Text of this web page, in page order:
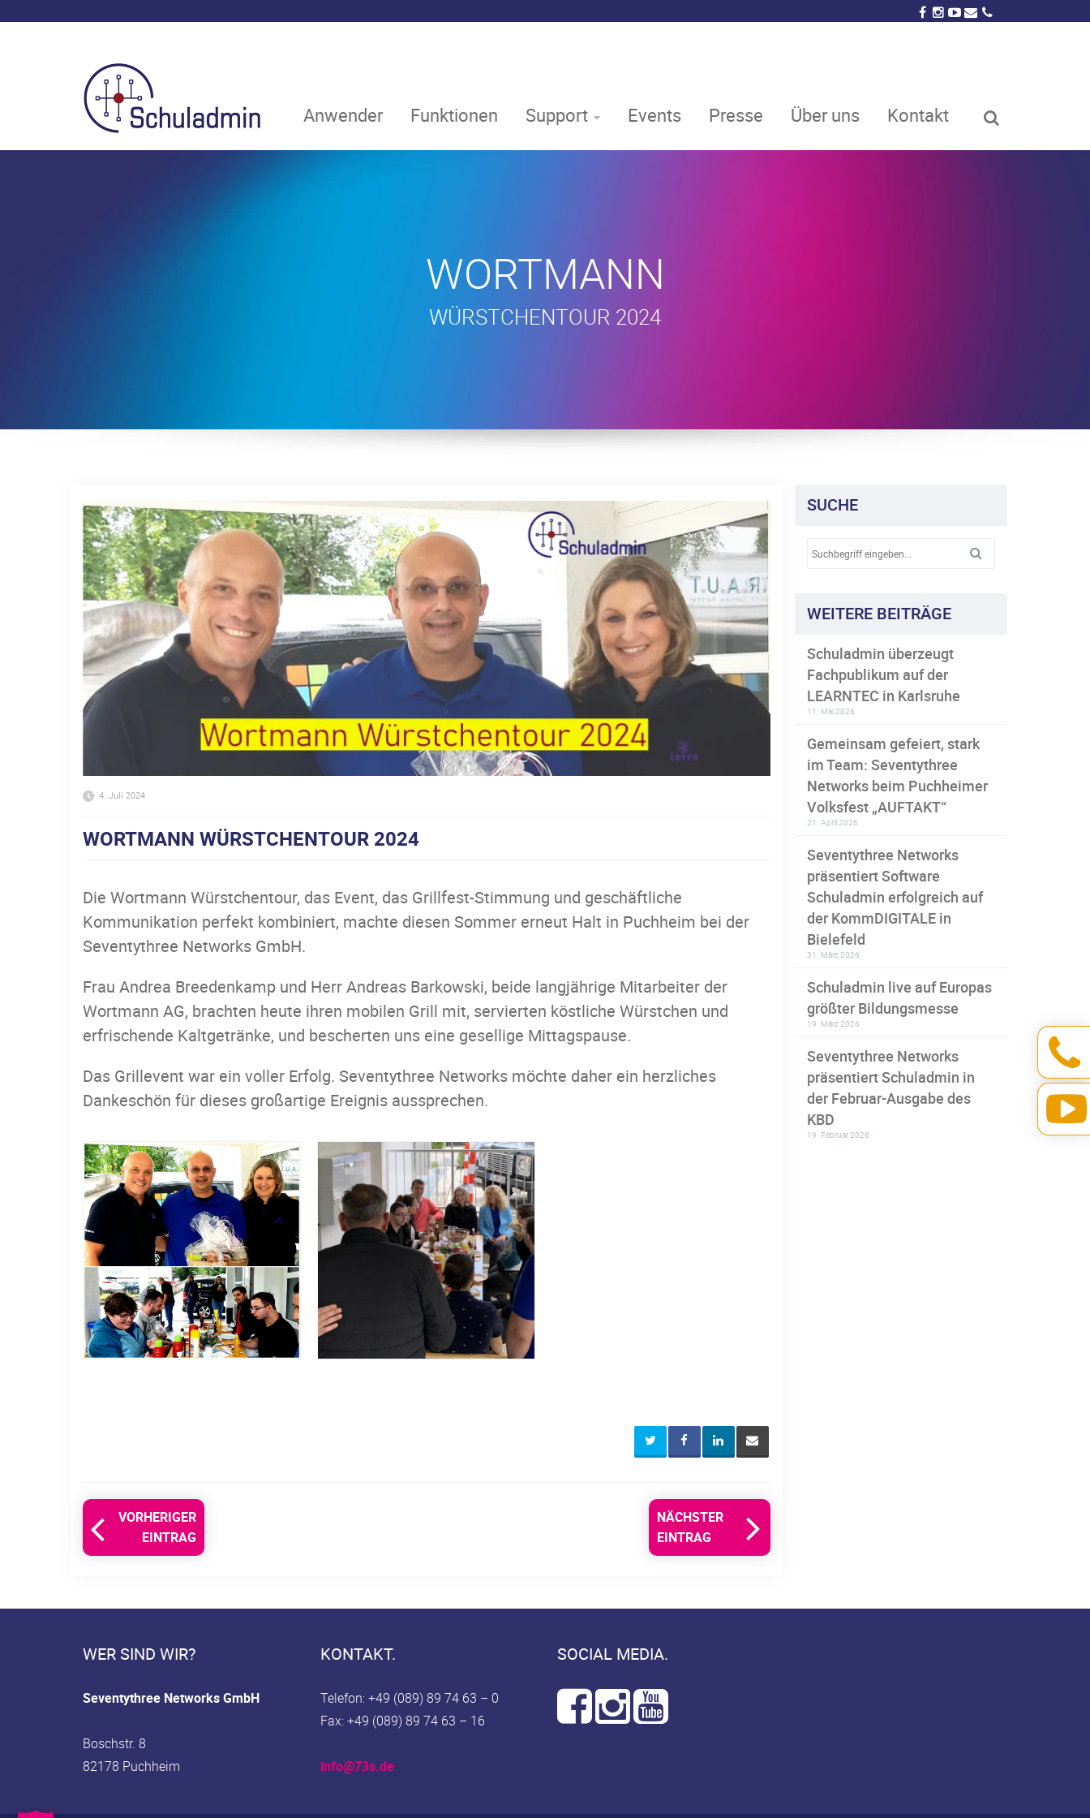
Anwender Funktionen Support Events Presse Über uns Kontakt
WORTMANN
WÜRSTCHENTOUR 2024
4. Juli 2024
WORTMANN WÜRSTCHENTOUR 2024
Die Wortmann Würstchentour, das Event, das Grillfest-Stimmung und geschäftliche
Kommunikation perfekt kombiniert, machte diesen Sommer erneut Halt in Puchheim bei der
Seventythree Networks GmbH.
Frau Andrea Breedenkamp und Herr Andreas Barkowski, beide langjährige Mitarbeiter der
Wortmann AG, brachten heute ihren mobilen Grill mit, servierten köstliche Würstchen und
erfrischende Kaltgetränke, und bescherten uns eine gesellige Mittagspause.
Das Grillevent war ein voller Erfolg. Seventythree Networks möchte daher ein herzliches
Dankeschön für dieses großartige Ereignis aussprechen.
VORHERIGER
EINTRAG
NÄCHSTER
EINTRAG
SUCHE
WEITERE BEITRÄGE
Schuladmin überzeugt
Fachpublikum auf der
LEARNTEC in Karlsruhe
11. Mai 2026
Gemeinsam gefeiert, stark
im Team: Seventythree
Networks beim Puchheimer
Volksfest „AUFTAKT“
21. April 2026
Seventythree Networks
präsentiert Software
Schuladmin erfolgreich auf
der KommDIGITALE in
Bielefeld
31. März 2026
Schuladmin live auf Europas
größter Bildungsmesse
19. März 2026
Seventythree Networks
präsentiert Schuladmin in
der Februar-Ausgabe des
KBD
19. Februar 2026
WER SIND WIR?
Seventythree Networks GmbH
Boschstr. 8
82178 Puchheim
KONTAKT.
Telefon: +49 (089) 89 74 63 – 0
Fax: +49 (089) 89 74 63 – 16
info@73s.de
SOCIAL MEDIA.